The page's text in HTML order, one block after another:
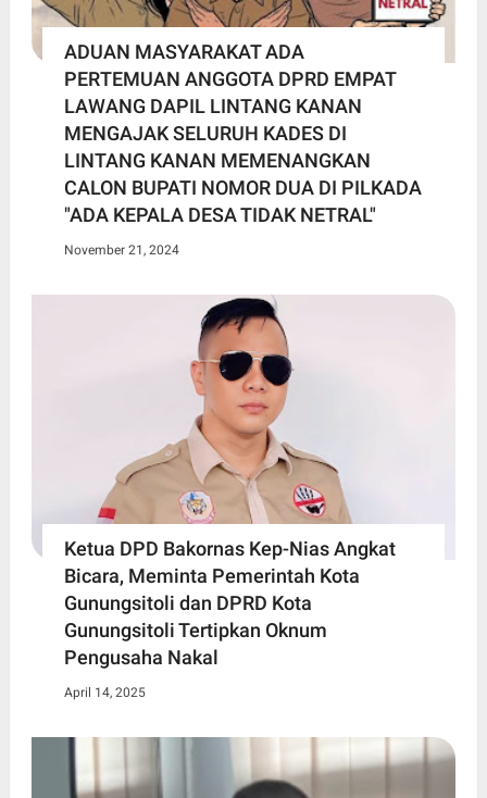
ADUAN MASYARAKAT ADA
PERTEMUAN ANGGOTA DPRD EMPAT
LAWANG DAPIL LINTANG KANAN
MENGAJAK SELURUH KADES DI
LINTANG KANAN MEMENANGKAN
CALON BUPATI NOMOR DUA DI PILKADA
"ADA KEPALA DESA TIDAK NETRAL"
November 21, 2024
Ketua DPD Bakornas Kep-Nias Angkat
Bicara, Meminta Pemerintah Kota
Gunungsitoli dan DPRD Kota
Gunungsitoli Tertipkan Oknum
Pengusaha Nakal
April 14, 2025